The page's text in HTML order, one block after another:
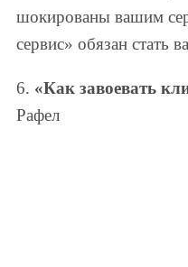
шокированы вашим
сервис» обязан стать
6. «Как завоевать
Рафел